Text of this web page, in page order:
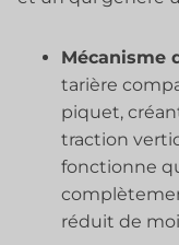
Mécanisme
tarière
piquet,
traction
fonctionne
réduit de